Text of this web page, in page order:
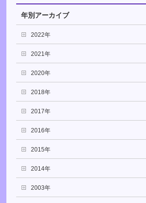
年別アーカイブ
2022年
2021年
2020年
2018年
2017年
2016年
2015年
2014年
2003年